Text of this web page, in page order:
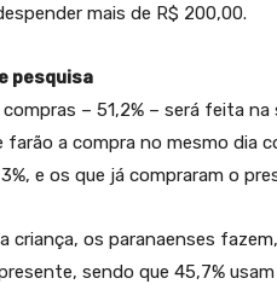
mais de R$ 200,00.
pesquisa
– 51,2% – será feita
farão a compra no mesmo dia
e os que já compraram o
criança, os paranaenses
sendo que 45,7%